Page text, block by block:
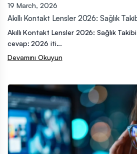
19 March, 2026
Akıllı Kontakt Lensler 2026: Sağlık
Akıllı Kontakt Lensler 2026: Sağlık
cevap: 2026 iti...
Devamını Okuyun